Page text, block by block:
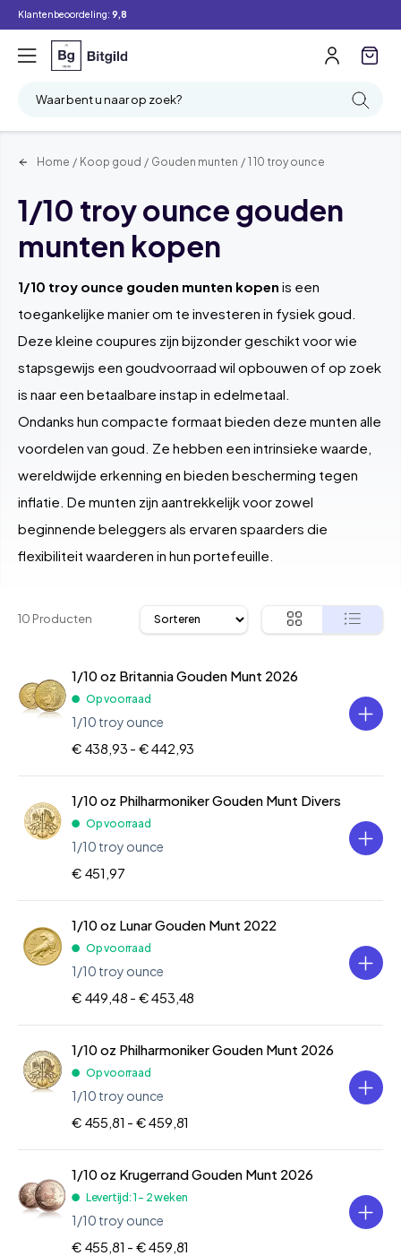
Klantenbeoordeling: 9,8
Waar bent u naar op zoek?
Filter
Home / Koop goud / Gouden munten / 1 10 troy ounce
1/10 troy ounce gouden
munten kopen
1/10 troy ounce gouden munten kopen is een
toegankelijke manier om te investeren in fysiek goud.
Deze kleine coupures zijn bijzonder geschikt voor wie
stapsgewijs een goudvoorraad wil opbouwen of op zoek
is naar een betaalbare instap in edelmetaal.
Ondanks hun compacte formaat bieden deze munten alle
voordelen van goud. Ze hebben een intrinsieke waarde,
wereldwijde erkenning en bieden bescherming tegen
inflatie. De munten zijn aantrekkelijk voor zowel
beginnende beleggers als ervaren spaarders die
flexibiliteit waarderen in hun portefeuille.
10 Producten
1/10 oz Britannia Gouden Munt 2026
Op voorraad
1/10 troy ounce
€ 438,93 - € 442,93
1/10 oz Philharmoniker Gouden Munt Divers
Op voorraad
1/10 troy ounce
€ 451,97
1/10 oz Lunar Gouden Munt 2022
Op voorraad
1/10 troy ounce
€ 449,48 - € 453,48
1/10 oz Philharmoniker Gouden Munt 2026
Op voorraad
1/10 troy ounce
€ 455,81 - € 459,81
1/10 oz Krugerrand Gouden Munt 2026
Levertijd: 1 - 2 weken
1/10 troy ounce
€ 455,81 - € 459,81